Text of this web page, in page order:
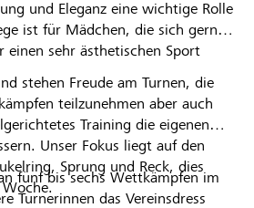
und Eleganz eine wichtige Rolle
ist für Mädchen, die sich gerne
einen sehr ästhetischen Sport
stehen Freude am Turnen, die
teilzunehmen aber auch
Training die eigenen
Unser Fokus liegt auf den
Sprung und Reck, dies
fünf bis sechs Wettkämpfen im
Turnerinnen das Vereinsdress